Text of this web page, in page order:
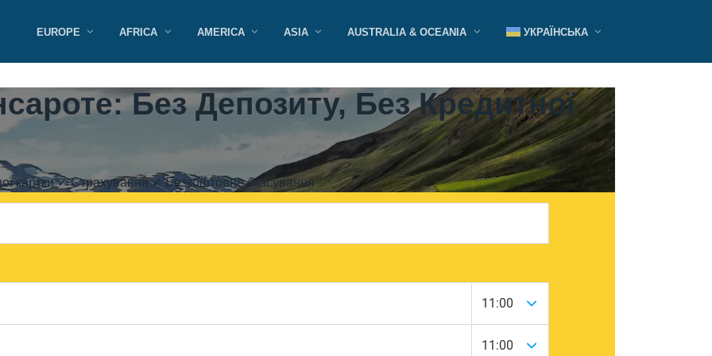
EUROPE AFRICA AMERICA ASIA AUSTRALIA & OCEANIA УКРАЇНСЬКА
Без Депозиту, Без Кредитної
картки ✓ Страхування ✓ Безкоштовне скасування